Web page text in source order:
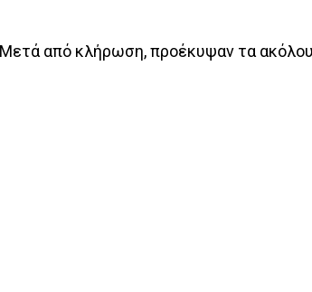
από κλήρωση, προέκυψαν τα